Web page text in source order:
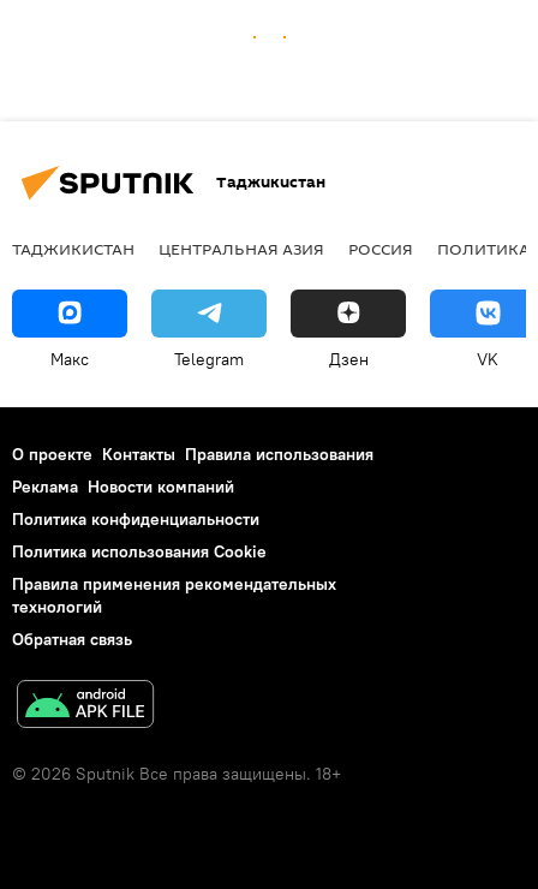
Таджикистан
ТАДЖИКИСТАН ЦЕНТРАЛЬНАЯ АЗИЯ РОССИЯ ПОЛИТИКА
Макс Telegram Дзен VK
О проекте Контакты Правила использования
Реклама Новости компаний
Политика конфиденциальности
Политика использования Cookie
Правила применения рекомендательных
технологий
Обратная связь
© 2026 Sputnik Все права защищены. 18+